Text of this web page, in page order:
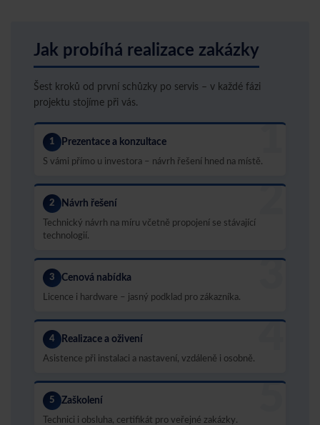
Jak probíhá realizace zakázky
Šest kroků od první schůzky po servis – v každé fázi
projektu stojíme při vás.
1
1 Prezentace a konzultace
S vámi přímo u investora – návrh řešení hned na místě.
2
2 Návrh řešení
Technický návrh na míru včetně propojení se stávající
technologií.
3
3 Cenová nabídka
Licence i hardware – jasný podklad pro zákazníka.
4
4 Realizace a oživení
Asistence při instalaci a nastavení, vzdáleně i osobně.
5
5 Zaškolení
Technici i obsluha, certifikát pro veřejné zakázky.